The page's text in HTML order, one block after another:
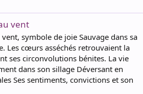
vent
symbole de joie Sauvage dans sa
Les cœurs asséchés retrouvaient la
ses circonvolutions bénites. La vie
dans son sillage Déversant en
Ses sentiments, convictions et son